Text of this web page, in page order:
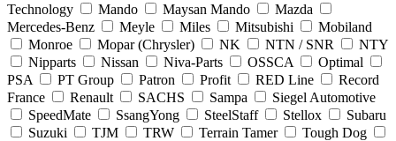
Technology
Mando Maysan Mando
Mazda
Mercedes-Benz
Meyle Miles Mitsubishi
Mobiland
Monroe
Mopar (Chrysler) NK NTN / SNR
NTY
Nipparts
Nissan Niva-Parts OSSCA
Optimal
PSA
PT Group Patron Profit RED Line
Record
France
Renault SACHS Sampa
Siegel Automotive
SpeedMate
SsangYong SteelStaff Stellox
Subaru
Suzuki
TJM TRW Terrain Tamer
Tough Dog